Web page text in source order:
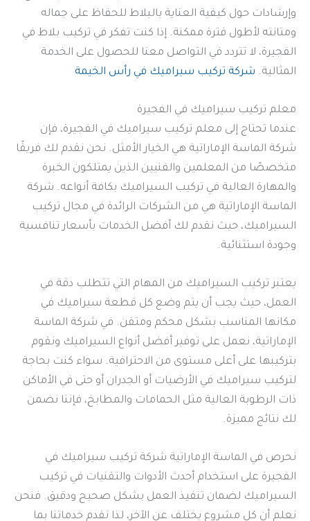
وإرشادات حول كيفية العناية بالبلاط للحفاظ على جماله
ومتانته لأطول فترة ممكنة. إذا كنت تفكر في تركيب بلاط في
الفجيرة، لا تتردد في التواصل معنا للحصول على الخدمة
المثالية. شركة تركيب سيراميك في رأس الخيمة
معلم تركيب سيراميك في الفجيرة
عندما تحتاج إلى معلم تركيب سيراميك في الفجيرة، فإن
شركة الماسة الإماراتية هي الخيار الأمثل. نحن نقدم لك فريقًا
متخصصًا من المعلمين والفنيين الذين يمتلكون الخبرة
والمهارة العالية في تركيب السيراميك بكافة أنواعه. شركة
الماسة الإماراتية هي من الشركات الرائدة في مجال تركيب
السيراميك، حيث نقدم لك أفضل الخدمات بأسعار تنافسية
وجودة استثنائية.
يعتبر تركيب السيراميك من المهام التي تتطلب دقة في
العمل، حيث يجب أن يتم وضع كل قطعة سيراميك في
مكانها المناسب بشكل محكم ومتقن. في شركة الماسة
الإماراتية، نعمل على توفير أفضل أنواع السيراميك ونقوم
بتركيبها على أعلى مستوى من الاحترافية. سواء كنت بحاجة
لتركيب سيراميك في الأرضيات أو الجدران أو حتى في الأماكن
ذات الرطوبة العالية مثل الحمامات والمطابخ، فإننا نضمن
لك نتائج مميزة.
نحرص في الماسة الإماراتية شركة تركيب سيراميك في
الفجيرة على استخدام أحدث الأدوات والتقنيات في تركيب
السيراميك لضمان تنفيذ العمل بشكل صحيح ودقيق. فنحن
نعلم أن كل مشروع يختلف عن الآخر، لذا نقدم خدماتنا بما